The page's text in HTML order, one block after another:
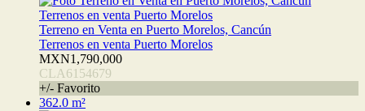
Terreno en Venta en Puerto Morelos, Cancún
Terrenos en venta Puerto Morelos
MXN1,790,000
CLA6154679
+/- Favorito
362.0 m²